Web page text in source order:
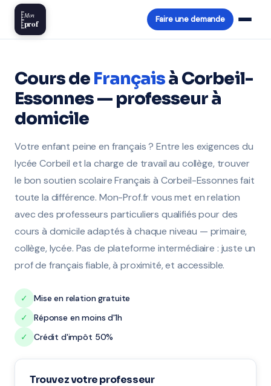
Mon
prof Faire une demande
Cours de Françaisà Corbeil-
Essonnes — professeur à
domicile
Votre enfant peine en français ? Entre les exigences du
lycée Corbeil et la charge de travail au collège, trouver
le bon soutien scolaire Français à Corbeil-Essonnes fait
toute la différence. Mon-Prof.fr vous met en relation
avec des professeurs particuliers qualifiés pour des
cours à domicile adaptés à chaque niveau — primaire,
collège, lycée. Pas de plateforme intermédiaire : juste un
prof de français fiable, à proximité, et accessible.
✓
Mise en relation gratuite
✓
Réponse en moins d'1h
✓
Crédit d'impôt 50%
Trouvez votre professeur